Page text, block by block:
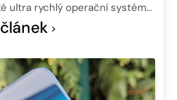
ultra rychlý operační systém…